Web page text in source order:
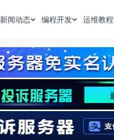
新闻动态 编程开发 运维教程